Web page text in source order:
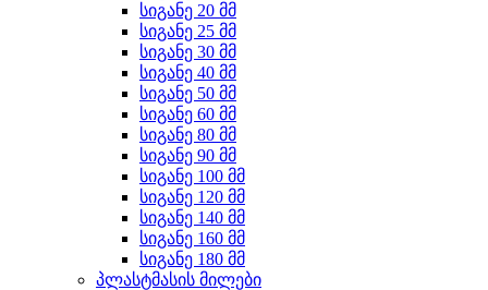
სიგანე 20 მმ
სიგანე 25 მმ
სიგანე 30 მმ
სიგანე 40 მმ
სიგანე 50 მმ
სიგანე 60 მმ
სიგანე 80 მმ
სიგანე 90 მმ
სიგანე 100 მმ
სიგანე 120 მმ
სიგანე 140 მმ
სიგანე 160 მმ
სიგანე 180 მმ
პლასტმასის მილები